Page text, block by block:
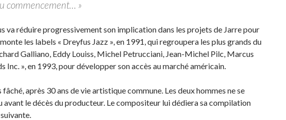
commencement… »
va réduire progressivement son implication dans les projets de Jarre pour
les labels « Dreyfus Jazz », en 1991, qui regroupera les plus grands du
Galliano, Eddy Louiss, Michel Petrucciani, Jean-Michel Pilc, Marcus
», en 1993, pour développer son accès au marché américain.
après 30 ans de vie artistique commune. Les deux hommes ne se
avant le décès du producteur. Le compositeur lui dédiera sa compilation
suivante.